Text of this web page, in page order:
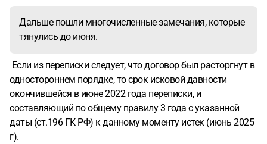
Дальше пошли многочисленные замечания, которые
тянулись до июня.
Если из переписки следует, что договор был расторгнут в
одностороннем порядке, то срок исковой давности
окончившейся в июне 2022 года переписки, и
составляющий по общему правилу 3 года с указанной
даты (ст.196 ГК РФ) к данному моменту истек (июнь 2025
г).